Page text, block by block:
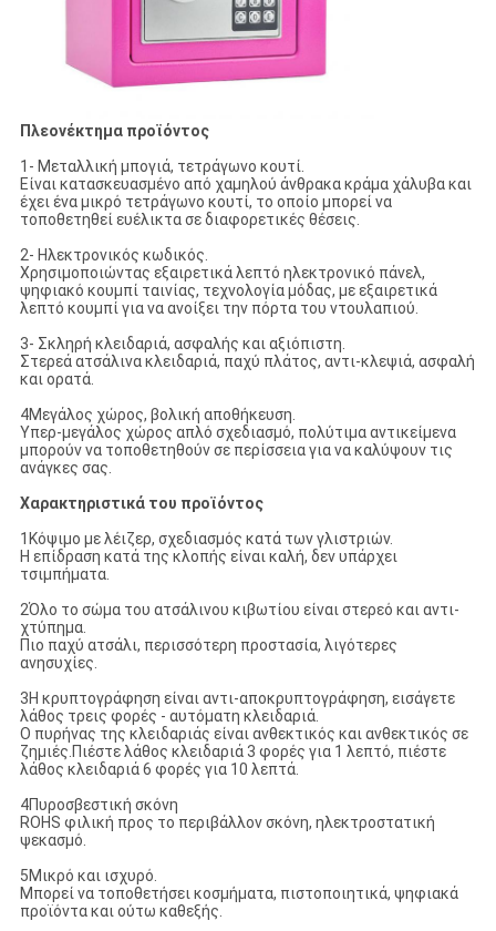
Πλεονέκτημα προϊόντος
1- Μεταλλική μπογιά, τετράγωνο κουτί.
Είναι κατασκευασμένο από χαμηλού άνθρακα κράμα χάλυβα και
έχει ένα μικρό τετράγωνο κουτί, το οποίο μπορεί να
τοποθετηθεί ευέλικτα σε διαφορετικές θέσεις.
2- Ηλεκτρονικός κωδικός.
Χρησιμοποιώντας εξαιρετικά λεπτό ηλεκτρονικό πάνελ,
ψηφιακό κουμπί ταινίας, τεχνολογία μόδας, με εξαιρετικά
λεπτό κουμπί για να ανοίξει την πόρτα του ντουλαπιού.
3- Σκληρή κλειδαριά, ασφαλής και αξιόπιστη.
Στερεά ατσάλινα κλειδαριά, παχύ πλάτος, αντι-κλεψιά, ασφαλή
και ορατά.
4Μεγάλος χώρος, βολική αποθήκευση.
Υπερ-μεγάλος χώρος απλό σχεδιασμό, πολύτιμα αντικείμενα
μπορούν να τοποθετηθούν σε περίσσεια για να καλύψουν τις
ανάγκες σας.
Χαρακτηριστικά του προϊόντος
1Κόψιμο με λέιζερ, σχεδιασμός κατά των γλιστριών.
Η επίδραση κατά της κλοπής είναι καλή, δεν υπάρχει
τσιμπήματα.
2Όλο το σώμα του ατσάλινου κιβωτίου είναι στερεό και αντι-
χτύπημα.
Πιο παχύ ατσάλι, περισσότερη προστασία, λιγότερες
ανησυχίες.
3Η κρυπτογράφηση είναι αντι-αποκρυπτογράφηση, εισάγετε
λάθος τρεις φορές - αυτόματη κλειδαριά.
Ο πυρήνας της κλειδαριάς είναι ανθεκτικός και ανθεκτικός σε
ζημιές.Πιέστε λάθος κλειδαριά 3 φορές για 1 λεπτό, πιέστε
λάθος κλειδαριά 6 φορές για 10 λεπτά.
4Πυροσβεστική σκόνη
ROHS φιλική προς το περιβάλλον σκόνη, ηλεκτροστατική
ψεκασμό.
5Μικρό και ισχυρό.
Μπορεί να τοποθετήσει κοσμήματα, πιστοποιητικά, ψηφιακά
προϊόντα και ούτω καθεξής.